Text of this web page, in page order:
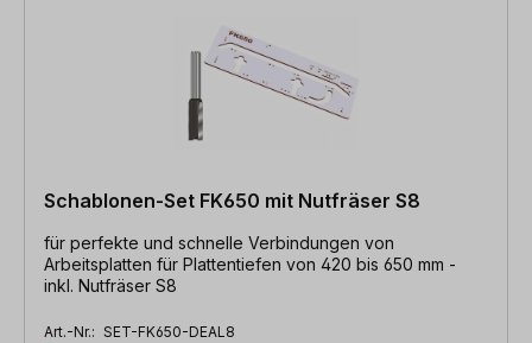
Schablonen-Set FK650 mit Nutfräser S8
für perfekte und schnelle Verbindungen von
Arbeitsplatten für Plattentiefen von 420 bis 650 mm -
inkl. Nutfräser S8
Art.-Nr.: SET-FK650-DEAL8